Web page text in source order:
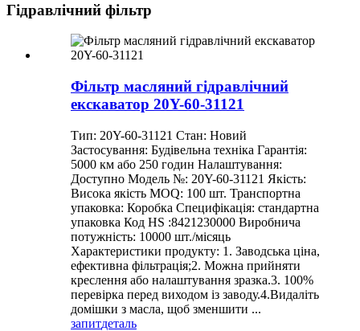
Гідравлічний фільтр
Фільтр масляний гідравлічний
екскаватор 20Y-60-31121
Тип: 20Y-60-31121 Стан: Новий
Застосування: Будівельна техніка Гарантія:
5000 км або 250 годин Налаштування:
Доступно Модель №: 20Y-60-31121 Якість:
Висока якість MOQ: 100 шт. Транспортна
упаковка: Коробка Специфікація: стандартна
упаковка Код HS :8421230000 Виробнича
потужність: 10000 шт./місяць
Характеристики продукту: 1. Заводська ціна,
ефективна фільтрація;2. Можна прийняти
креслення або налаштування зразка.3. 100%
перевірка перед виходом із заводу.4.Видаліть
домішки з масла, щоб зменшити ...
запитдеталь